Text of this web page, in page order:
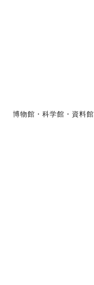
博物館・科学館・資料館